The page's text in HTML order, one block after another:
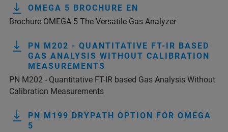
OMEGA 5 BROCHURE EN
Brochure OMEGA 5 The Versatile Gas Analyzer
PN M202 - QUANTITATIVE FT-IR BASED
GAS ANALYSIS WITHOUT CALIBRATION
MEASUREMENTS
PN M202 - Quantitative FT-IR based Gas Analysis Without
Calibration Measurements
PN M199 DRYPATH OPTION FOR OMEGA
5